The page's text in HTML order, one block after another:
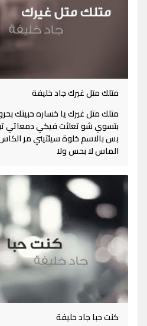
متلك متل غيرك جاد خليفة
متلك متل غيرك يا خساره حبيتك
بتسوي شو تعلئت فيكي دمعاتي
بس بالاسم خلوة سيئتيني مر
الماس لا بحس ولا
كنت حبا جاد خليفة